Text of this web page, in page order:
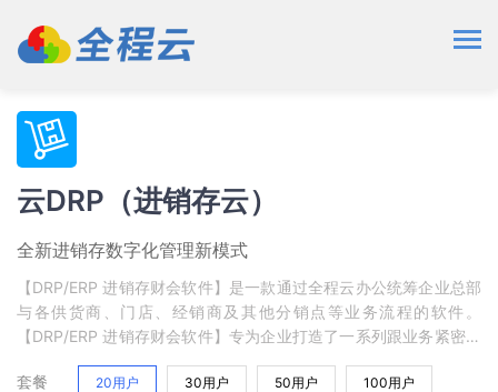
云DRP（进销存云）
全新进销存数字化管理新模式
【DRP/ERP 进销存财会软件】是一款通过全程云办公统筹企业总部
与各供货商、门店、经销商及其他分销点等业务流程的软件。
【DRP/ERP 进销存财会软件】专为企业打造了一系列跟业务紧密相
套餐
20用户 30用户 50用户 100用户